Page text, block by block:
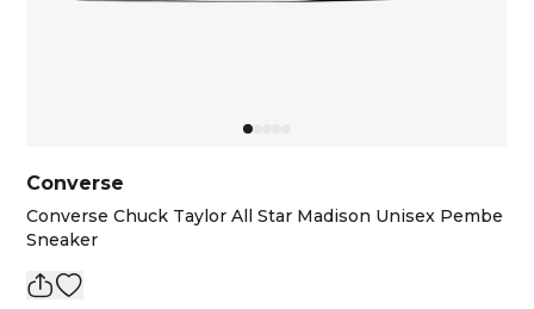
Converse
Converse Chuck Taylor All Star Madison Unisex Pembe
Sneaker